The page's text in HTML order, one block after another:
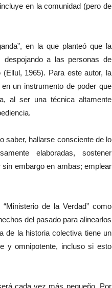
en la comunidad (pero de
en la que planteó que la
despojando a las personas de
1965). Para este autor, la
un instrumento de poder que
al ser una técnica altamente
saber, hallarse consciente de lo
elaboradas, sostener
embargo en ambas; emplear
de la Verdad” como
del pasado para alinearlos
de la historia colectiva tiene un
y omnipotente, incluso si esto
cada vez más pequeño. Por